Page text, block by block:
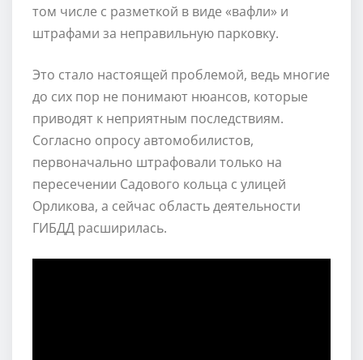
том числе с разметкой в виде «вафли» и
штрафами за неправильную парковку.
Это стало настоящей проблемой, ведь многие
до сих пор не понимают нюансов, которые
приводят к неприятным последствиям.
Согласно опросу автомобилистов,
первоначально штрафовали только на
пересечении Садового кольца с улицей
Орликова, а сейчас область деятельности
ГИБДД расширилась.